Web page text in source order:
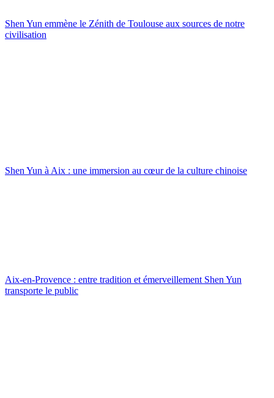
Shen Yun emmène le Zénith de Toulouse aux sources de notre
civilisation
Shen Yun à Aix : une immersion au cœur de la culture chinoise
Aix-en-Provence : entre tradition et émerveillement Shen Yun
transporte le public